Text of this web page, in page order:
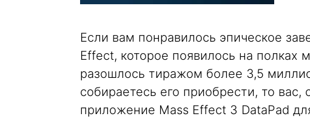
Если вам понравилось эпическое
Effect, которое появилось на
разошлось тиражом более 3,5
собираетесь его приобрести, то вас,
приложение Mass Effect 3 DataPad